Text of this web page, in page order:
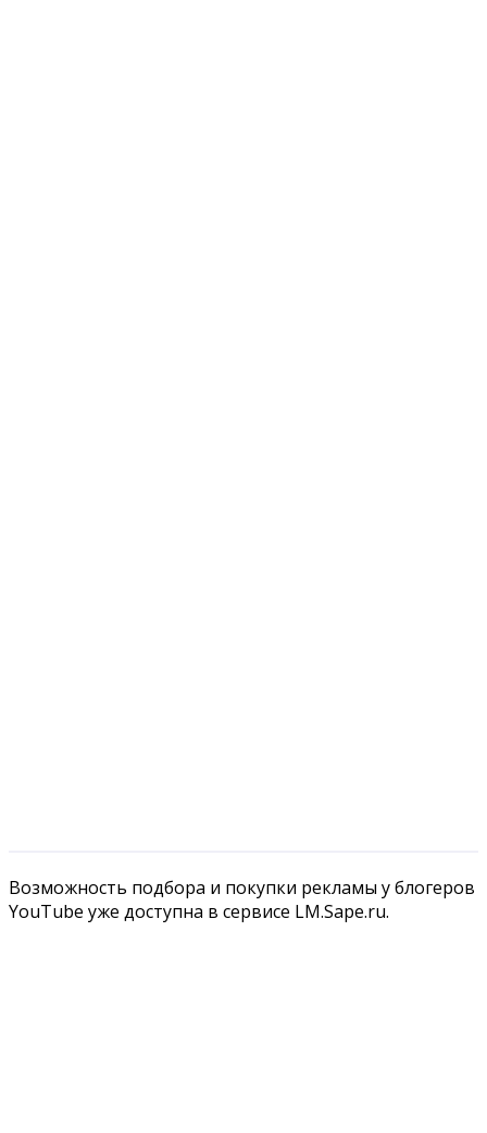
Возможность подбора и покупки рекламы у блогеров
YouTube уже доступна в сервисе LM.Sape.ru.